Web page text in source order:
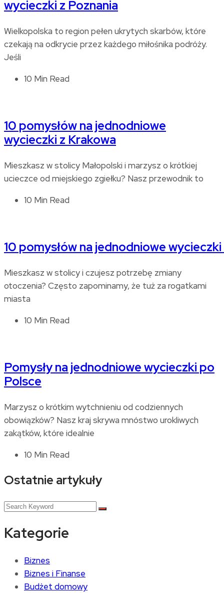
wycieczki z Poznania
Wielkopolska to region pełen ukrytych skarbów, które
czekają na odkrycie przez każdego miłośnika podróży.
Jeśli
10 Min Read
10 pomysłów na jednodniowe
wycieczki z Krakowa
Mieszkasz w stolicy Małopolski i marzysz o krótkiej
ucieczce od miejskiego zgiełku? Nasz przewodnik to
10 Min Read
10 pomysłów na jednodniowe
Mieszkasz w stolicy i czujesz potrzebę zmiany
otoczenia? Często zapominamy, że tuż za rogatkami
miasta
10 Min Read
Pomysły na jednodniowe wycieczki po
Polsce
Marzysz o krótkim wytchnieniu od codziennych
obowiązków? Nasz kraj skrywa mnóstwo urokliwych
zakątków, które idealnie
10 Min Read
Ostatnie artykuły
Kategorie
Biznes
Biznes i Finanse
Budżet domowy